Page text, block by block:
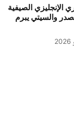
الإنجليزي الصيفية
يتصدر والسيتي يبرم